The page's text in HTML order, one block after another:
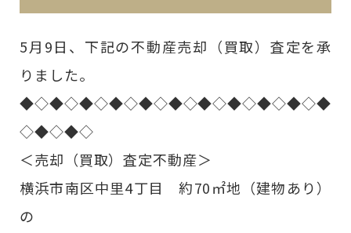
5月9日、下記の不動産売却（買取）査定を承
りました。
◆◇◆◇◆◇◆◇◆◇◆◇◆◇◆◇◆◇◆◇◆
◇◆◇◆◇
＜売却（買取）査定不動産＞
横浜市南区中里4丁目 約70㎡地（建物あり）
の